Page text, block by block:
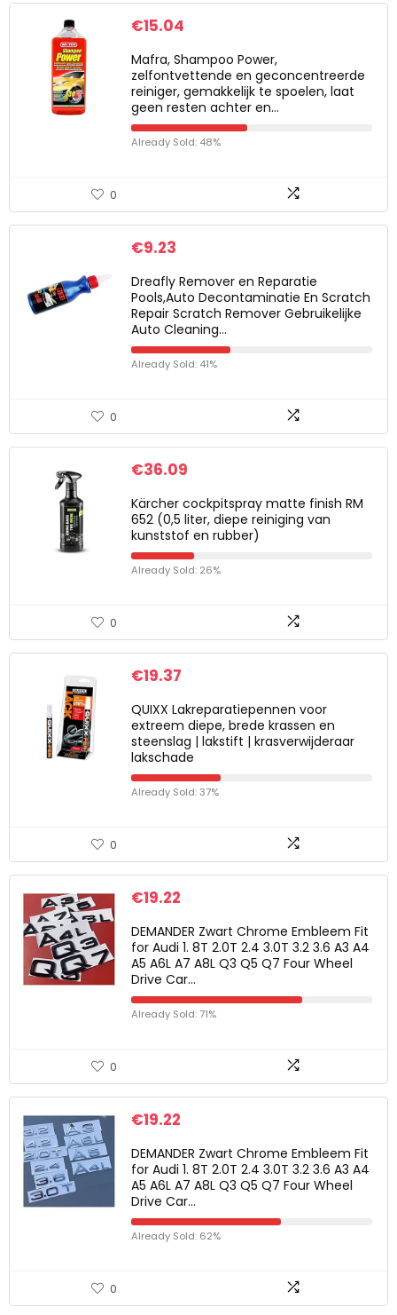
€15.04
Mafra, Shampoo Power,
zelfontvettende en geconcentreerde
reiniger, gemakkelijk te spoelen, laat
geen resten achter en…
Already Sold: 48%
0
€9.23
Dreafly Remover en Reparatie
Pools,Auto Decontaminatie En Scratch
Repair Scratch Remover Gebruikelijke
Auto Cleaning…
Already Sold: 41%
0
€36.09
Kärcher cockpitspray matte finish RM
652 (0,5 liter, diepe reiniging van
kunststof en rubber)
Already Sold: 26%
0
€19.37
QUIXX Lakreparatiepennen voor
extreem diepe, brede krassen en
steenslag | lakstift | krasverwijderaar
lakschade
Already Sold: 37%
0
€19.22
DEMANDER Zwart Chrome Embleem Fit
for Audi 1. 8T 2.0T 2.4 3.0T 3.2 3.6 A3 A4
A5 A6L A7 A8L Q3 Q5 Q7 Four Wheel
Drive Car…
Already Sold: 71%
0
€19.22
DEMANDER Zwart Chrome Embleem Fit
for Audi 1. 8T 2.0T 2.4 3.0T 3.2 3.6 A3 A4
A5 A6L A7 A8L Q3 Q5 Q7 Four Wheel
Drive Car…
Already Sold: 62%
0